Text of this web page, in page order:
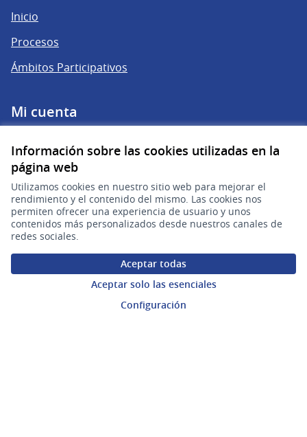
Información sobre las cookies utilizadas en la
página web
Utilizamos cookies en nuestro sitio web para mejorar el
rendimiento y el contenido del mismo. Las cookies nos
permiten ofrecer una experiencia de usuario y unos
contenidos más personalizados desde nuestros canales de
redes sociales.
Aceptar todas
Aceptar solo las esenciales
Configuración
Inicio
Procesos
Ámbitos Participativos
Mi cuenta
Ayuda
Preguntas frecuentes
Enlaces